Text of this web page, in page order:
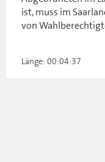
ist, muss im
von
Länge: 00:04:37